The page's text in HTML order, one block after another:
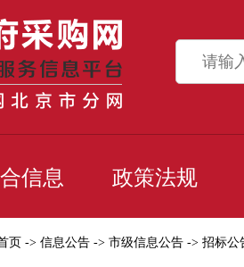
信息 政策法规
页 -> 信息公告 -> 市级信息公告 -> 招标公